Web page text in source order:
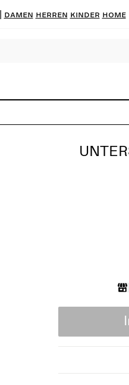
DAMEN HERREN KINDER HOME